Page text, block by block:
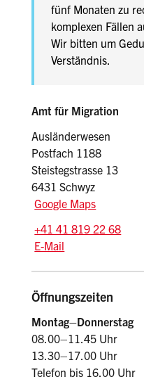
fünf Monaten zu
komplexen Fällen
Wir bitten um
Verständnis.
Sidebar
Adresse
Amt für Migration
Ausländerwesen
Postfach 1188
Steistegstrasse 13
6431 Schwyz
Google Maps
Tel.:
+41 41 819 22 68
E-Mail: afm
E-Mail
Öffnungszeiten
Montag–Donnerstag
08.00–11.45 Uhr
13.30–17.00 Uhr
Telefon bis 16.00 Uhr